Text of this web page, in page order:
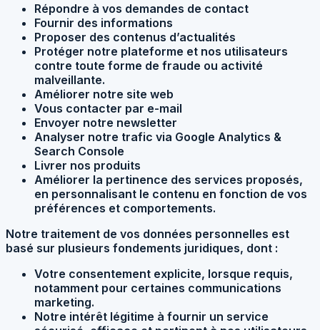
Répondre à vos demandes de contact
Fournir des informations
Proposer des contenus d’actualités
Protéger notre plateforme et nos utilisateurs
contre toute forme de fraude ou activité
malveillante.
Améliorer notre site web
Vous contacter par e-mail
Envoyer notre newsletter
Analyser notre trafic via Google Analytics &
Search Console
Livrer nos produits
Améliorer la pertinence des services proposés,
en personnalisant le contenu en fonction de vos
préférences et comportements.
Notre traitement de vos données personnelles est
basé sur plusieurs fondements juridiques, dont :
Votre consentement explicite, lorsque requis,
notamment pour certaines communications
marketing.
Notre intérêt légitime à fournir un service